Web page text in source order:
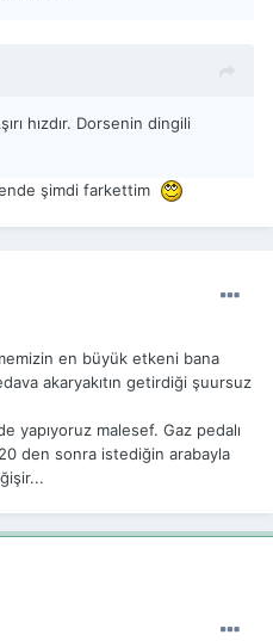
hızdır. Dorsenin dingili
şimdi farkettim
en büyük etkeni bana
akaryakıtın getirdiği şuursuz
yapıyoruz malesef. Gaz pedalı
den sonra istediğin arabayla